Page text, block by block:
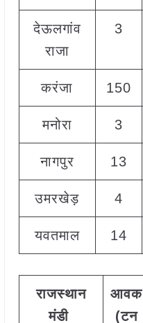
देऊलगांव
राजा
3
करंजा 150
मनोरा 3
नागपुर 13
उमरखेड़ 4
यवतमाल 14
राजस्थान
मंडी
आवक
(टन